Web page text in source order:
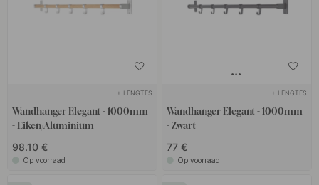
+ LENGTES
Wandhanger Elegant - 1000mm
- Eiken/Aluminium
98.10 €
Op voorraad
+ LENGTES
Wandhanger Elegant - 1000mm
- Zwart
77 €
Op voorraad